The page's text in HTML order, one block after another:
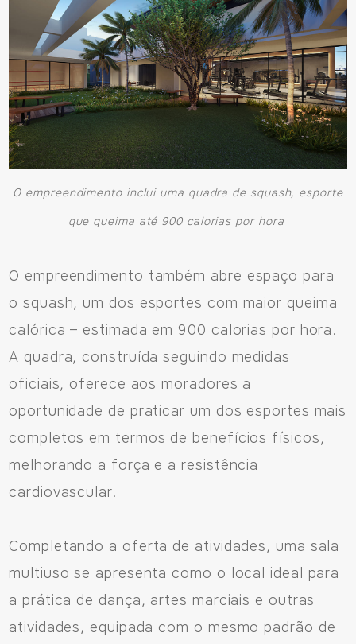
O empreendimento inclui uma quadra de squash, esporte
que queima até 900 calorias por hora
O empreendimento também abre espaço para
o squash, um dos esportes com maior queima
calórica – estimada em 900 calorias por hora.
A quadra, construída seguindo medidas
oficiais, oferece aos moradores a
oportunidade de praticar um dos esportes mais
completos em termos de benefícios físicos,
melhorando a força e a resistência
cardiovascular.
Completando a oferta de atividades, uma sala
multiuso se apresenta como o local ideal para
a prática de dança, artes marciais e outras
atividades, equipada com o mesmo padrão de